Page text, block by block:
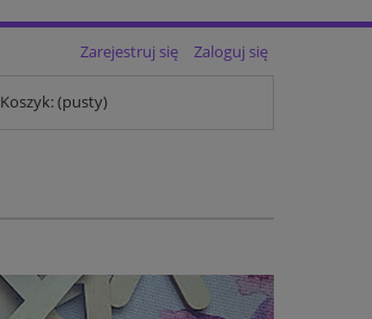
Zarejestruj się Zaloguj się
Koszyk:(pusty)